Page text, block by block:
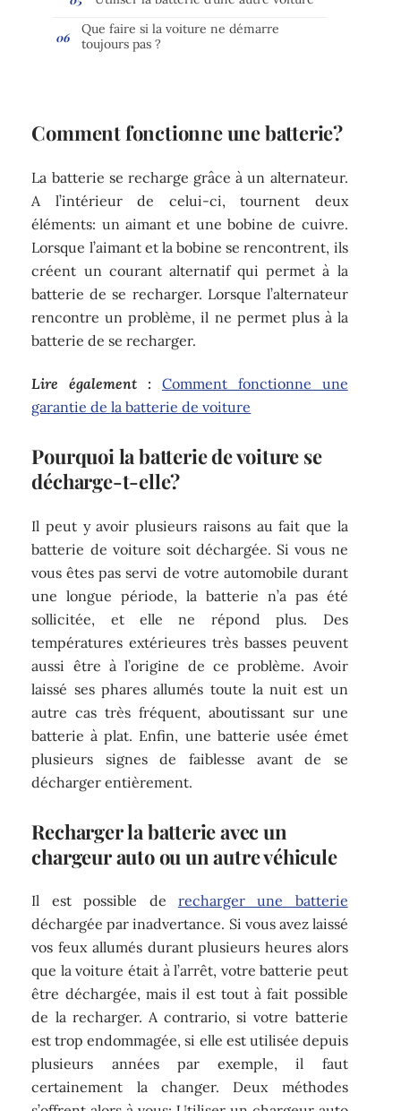
Que faire si la voiture ne démarre
toujours pas ?
Comment fonctionne une batterie?
La batterie se recharge grâce à un alternateur.
A l’intérieur de celui-ci, tournent deux
éléments: un aimant et une bobine de cuivre.
Lorsque l’aimant et la bobine se rencontrent, ils
créent un courant alternatif qui permet à la
batterie de se recharger. Lorsque l’alternateur
rencontre un problème, il ne permet plus à la
batterie de se recharger.
Lire également :
Comment fonctionne une
garantie de la batterie de voiture
Pourquoi la batterie de voiture se
décharge-t-elle?
Il peut y avoir plusieurs raisons au fait que la
batterie de voiture soit déchargée. Si vous ne
vous êtes pas servi de votre automobile durant
une longue période, la batterie n’a pas été
sollicitée, et elle ne répond plus. Des
températures extérieures très basses peuvent
aussi être à l’origine de ce problème. Avoir
laissé ses phares allumés toute la nuit est un
autre cas très fréquent, aboutissant sur une
batterie à plat. Enfin, une batterie usée émet
plusieurs signes de faiblesse avant de se
décharger entièrement.
Recharger la batterie avec un
chargeur auto ou un autre véhicule
Il est possible de recharger une batterie
déchargée par inadvertance. Si vous avez laissé
vos feux allumés durant plusieurs heures alors
que la voiture était à l’arrêt, votre batterie peut
être déchargée, mais il est tout à fait possible
de la recharger. A contrario, si votre batterie
est trop endommagée, si elle est utilisée depuis
plusieurs années par exemple, il faut
certainement la changer. Deux méthodes